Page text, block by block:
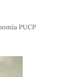
PUCP